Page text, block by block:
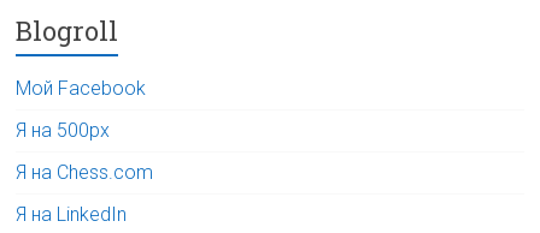
Blogroll
Мой Facebook
Я на 500px
Я на Chess.com
Я на LinkedIn